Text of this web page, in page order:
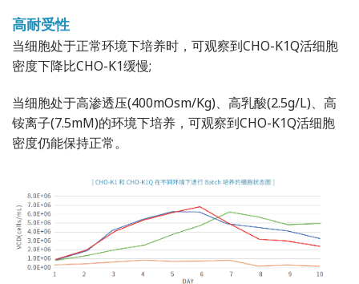
高耐受性
当细胞处于正常环境下培养时，可观察到CHO-K1Q活细胞
密度下降比CHO-K1缓慢;
当细胞处于高渗透压(400mOsm/Kg)、高乳酸(2.5g/L)、高
铵离子(7.5mM)的环境下培养，可观察到CHO-K1Q活细胞
密度仍能保持正常。